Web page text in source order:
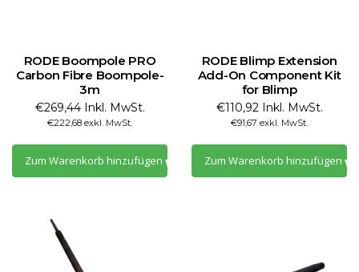
RODE Boompole PRO
Carbon Fibre Boompole-
3m
€269,44 Inkl. MwSt.
€222,68 exkl. MwSt.
Zum Warenkorb hinzufügen
RODE Blimp Extension
Add-On Component Kit
for Blimp
€110,92 Inkl. MwSt.
€91,67 exkl. MwSt.
Zum Warenkorb hinzufügen